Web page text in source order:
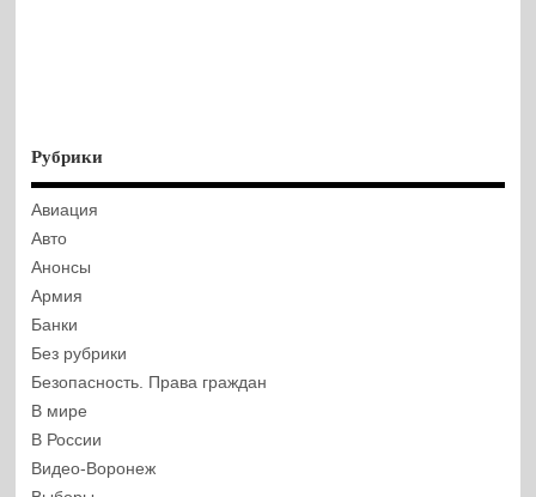
Рубрики
Авиация
Авто
Анонсы
Армия
Банки
Без рубрики
Безопасность. Права граждан
В мире
В России
Видео-Воронеж